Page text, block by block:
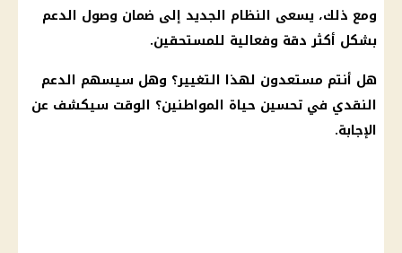
ومع ذلك، يسعى النظام الجديد إلى ضمان وصول الدعم
بشكل أكثر دقة وفعالية للمستحقين.
هل أنتم مستعدون لهذا التغيير؟ وهل سيسهم الدعم
النقدي في تحسين حياة المواطنين؟ الوقت سيكشف عن
الإجابة.